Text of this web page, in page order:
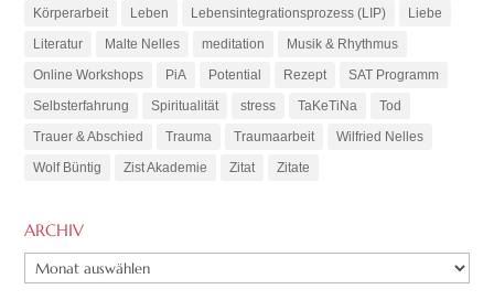
Körperarbeit
Leben Lebensintegrationsprozess (LIP)
Liebe
Literatur
Malte Nelles meditation
Musik & Rhythmus
Online Workshops
PiA Potential Rezept
SAT Programm
Selbsterfahrung
Spiritualität stress TaKeTiNa
Tod
Trauer & Abschied
Trauma Traumaarbeit
Wilfried Nelles
Wolf Büntig
Zist Akademie Zitat Zitate
ARCHIV
ARCHIV